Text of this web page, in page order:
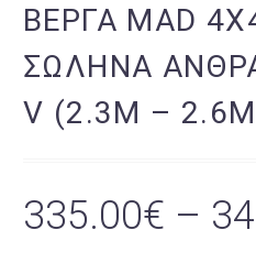
ΒΕΡΓΑ MAD
ΣΩΛΗΝΑ
V (2.3M –
335.00€ –